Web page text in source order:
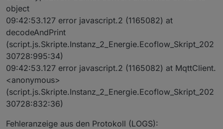
object
09:42:53.127 error javascript.2 (1165082) at
decodeAndPrint
(script.js.Skripte.Instanz_2_Energie.Ecoflow_Skript_202
30728:995:34)
09:42:53.127 error javascript.2 (1165082) at MqttClient.
<anonymous>
(script.js.Skripte.Instanz_2_Energie.Ecoflow_Skript_202
30728:832:36)
Fehleranzeige aus den Protokoll (LOGS):